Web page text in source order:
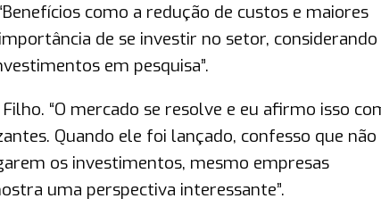
como a redução de custos e maiores
de se investir no setor, considerando
em pesquisa”.
“O mercado se resolve e eu afirmo isso
Quando ele foi lançado, confesso que não
os investimentos, mesmo empresas
uma perspectiva interessante”.